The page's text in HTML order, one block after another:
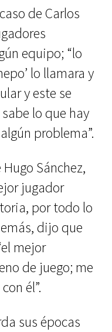
de Carlos
equipo; “lo
lo llamara y
y este se
lo que hay
problema”.
Sánchez,
jugador
por todo lo
dijo que
mejor
de juego; me
él”.
sus épocas